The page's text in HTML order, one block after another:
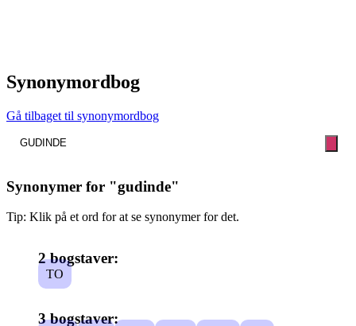
Synonymordbog
Gå tilbaget til synonymordbog
Synonymer for "gudinde"
Tip: Klik på et ord for at se synonymer for det.
2 bogstaver:
TO
3 bogstaver: